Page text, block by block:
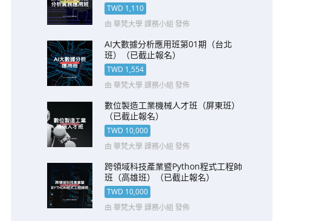
TWD 1,110
由 華梵大學 課務小組 發佈
AI大數據分析應用班第01期（台北
班）（已截止報名）
TWD 1,554
由 華梵大學 課務小組 發佈
數位製造工業機械人才班（屏東班）
（已截止報名）
TWD 10,000
由 華梵大學 課務小組 發佈
跨領域科技產業暨Python程式工程師
班（高雄班）（已截止報名）
TWD 10,000
由 華梵大學 課務小組 發佈